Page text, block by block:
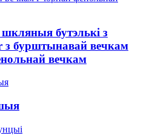
бутэлькі з
з бурштынавай вечкам
вечкам